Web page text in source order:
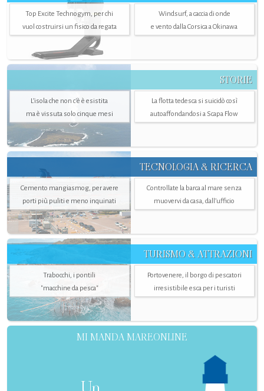
Top Excite Technogym, per chi
vuol costruirsi un fisico da regata
Windsurf, a caccia di onde
e vento dalla Corsica a Okinawa
STORIE
L’isola che non c'è è esistita
ma è vissuta solo cinque mesi
La flotta tedesca si suicidò così
autoaffondandosi a Scapa Flow
TECNOLOGIA & RICERCA
Cemento mangiasmog, per avere
porti più puliti e meno inquinati
Controllate la barca al mare senza
muovervi da casa, dall’ufficio
TURISMO & ATTRAZIONI
Trabocchi, i pontili
"macchine da pesca"
Portovenere, il borgo di pescatori
irresistibile esca per i turisti
MI MANDA MAREONLINE